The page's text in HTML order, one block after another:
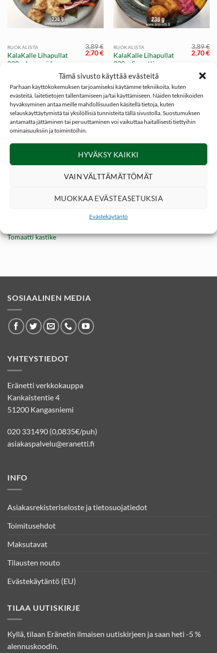
Tämä sivusto käyttää evästeitä
Parhaan käyttökokemuksen tarjoamiseksi käytämme tekniikoita, kuten
evästeitä, laitetietojen tallentamiseen ja/tai käyttämiseen. Näiden tekniikoiden
hyväksyminen antaa meille mahdollisuuden käsitellä tietoja, kuten
selauskäyttäytymistä tai yksilöllisiä tunnisteita tällä sivustolla. Suostumuksen
antamatta jättäminen tai peruuttaminen voi vaikuttaa haitallisesti tiettyihin
ominaisuuksiin ja toimintoihin.
HYVÄKSY KAIKKI
VAIN VÄLTTÄMÄTTÖMÄT
MUOKKAA EVÄSTEASETUKSIA
Evästekäytäntö
RUOKALISTA
KalaKalle Lihapullat
230g: Lempeä kerma
3,89€
Alkuperäinen
hinta
2,70€Nykyinen
hinta
RUOKALISTA
KalaKalle Lihapullat
230g: Samettinen
sinappi kastike
3,89€
hinta
3,89 €.
2,70€
-31%
Tomaatti kastike
Alkuperäinen
3,89 €.
2,70€Nykyinen
2,70 €.
SOSIAALINEN MEDIA
YHTEYSTIEDOT
Eränetti verkkokauppa
Kankaistentie 4
51200 Kangasniemi
020 331490 (0,0835€/puh)
asiakaspalvelu@eranetti.fi
INFO
Asiakasrekisteriseloste ja tietosuojatiedot
Toimitusehdot
Maksutavat
Tilausten nouto
Evästekäytäntö (EU)
TILAA UUTISKIRJE
Kyllä, tilaan Eränetin ilmaisen uutiskirjeen ja saan heti -5 %
alennuskoodin.